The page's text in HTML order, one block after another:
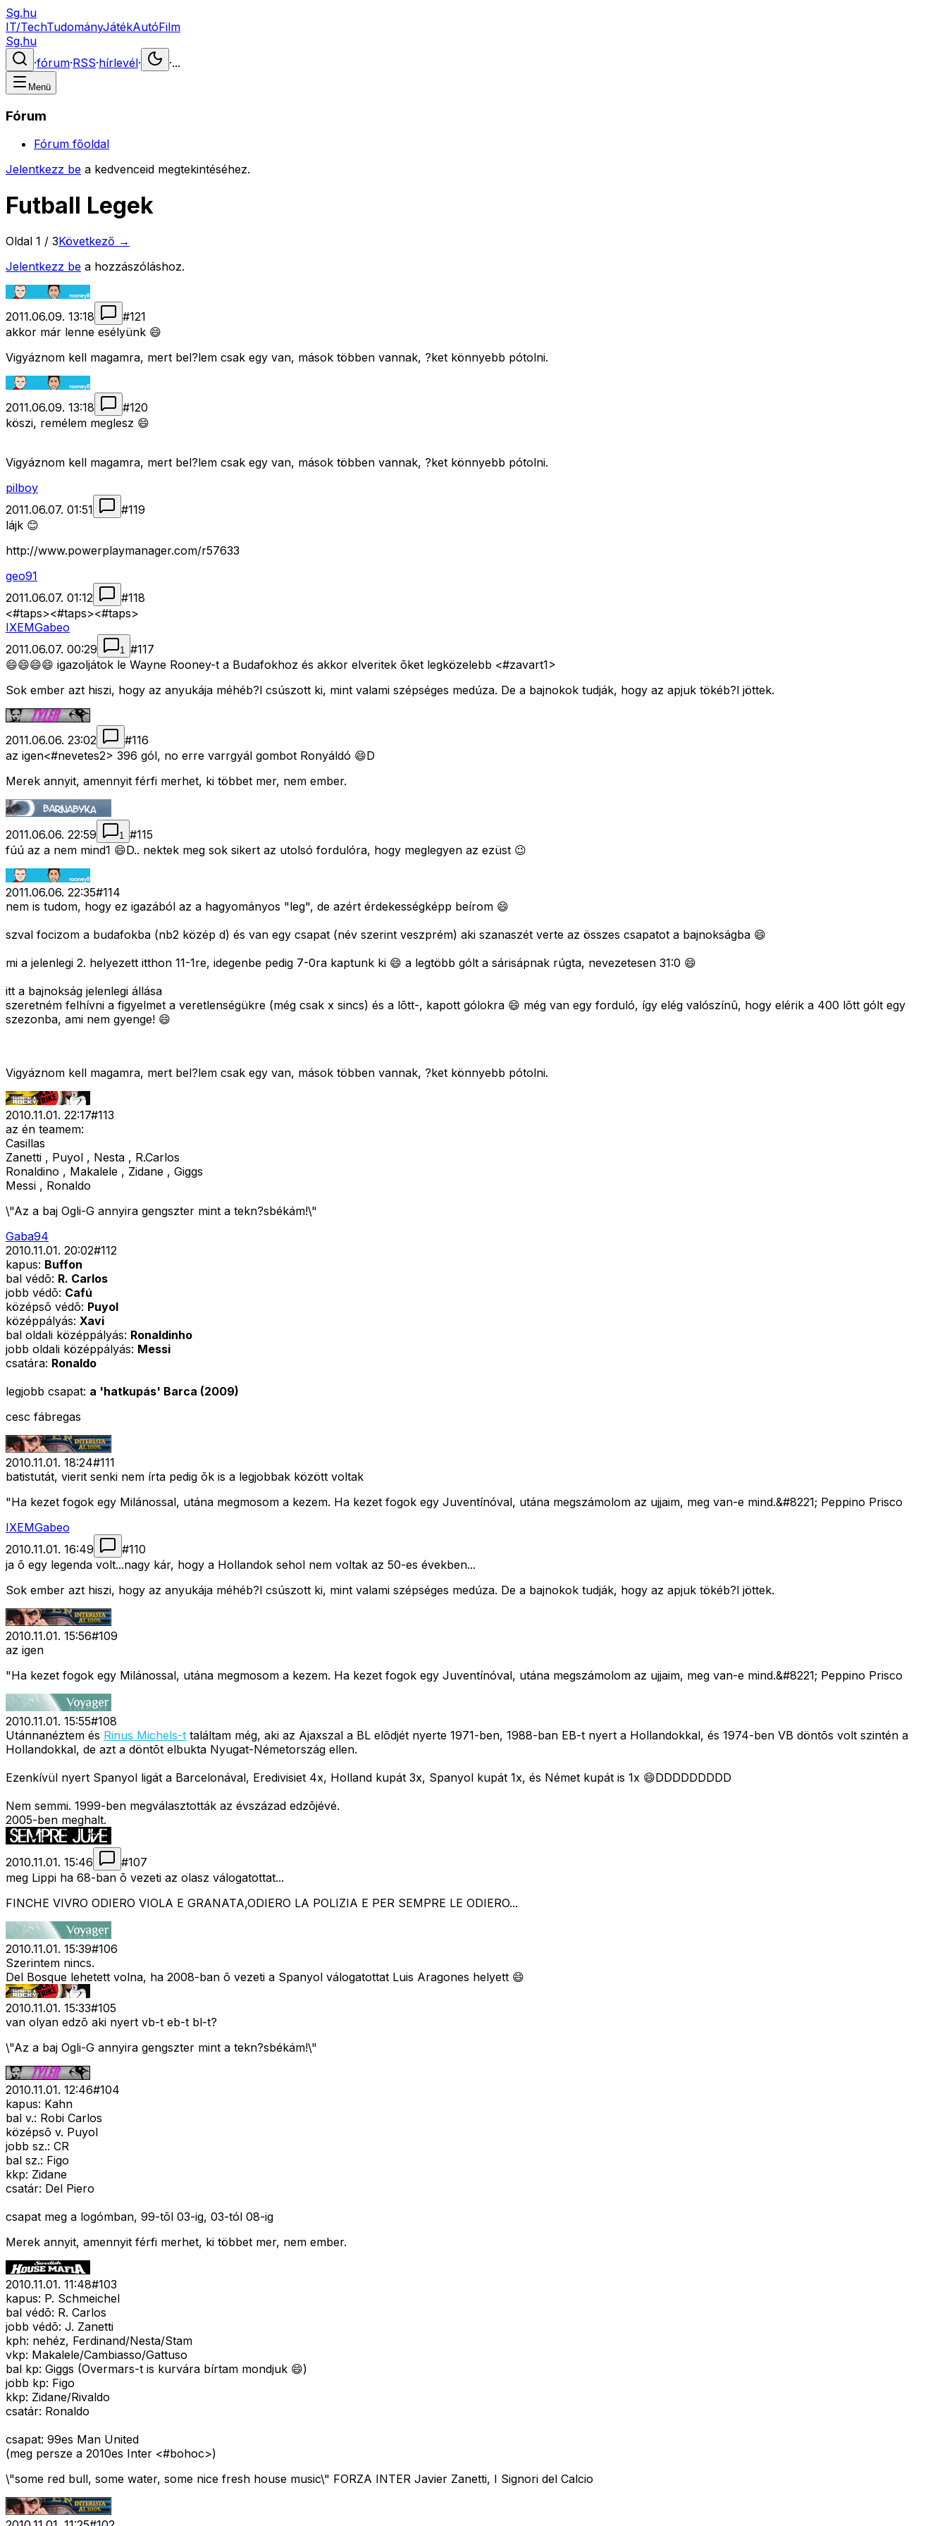
Sg.hu
IT/TechTudományJátékAutóFilm
Sg.hu
·fórum·RSS·hírlevél· ·...
Menü
Fórum
Fórum főoldal
Jelentkezz be a kedvenceid megtekintéséhez.
Futball Legek
Oldal 1 / 3Következő →
Jelentkezz be a hozzászóláshoz.
2011.06.09. 13:18 #121
akkor már lenne esélyünk 😄
Vigyáznom kell magamra, mert bel?lem csak egy van, mások többen vannak, ?ket könnyebb pótolni.
2011.06.09. 13:18 #120
köszi, remélem meglesz 😄
Vigyáznom kell magamra, mert bel?lem csak egy van, mások többen vannak, ?ket könnyebb pótolni.
pilboy
2011.06.07. 01:51
#119
lájk 😊
http://www.powerplaymanager.com/r57633
geo91
2011.06.07. 01:12
#118
<#taps><#taps><#taps>
IXEMGabeo
2011.06.07. 00:29
1 #117
😄😄😄😄 igazoljátok le Wayne Rooney-t a Budafokhoz és akkor elveritek õket legközelebb <#zavart1>
Sok ember azt hiszi, hogy az anyukája méhéb?l csúszott ki, mint valami szépséges medúza. De a bajnokok tudják, hogy az apjuk tökéb?l jöttek.
2011.06.06. 23:02 #116
az igen<#nevetes2> 396 gól, no erre varrgyál gombot Ronyáldó 😄D
Merek annyit, amennyit férfi merhet, ki többet mer, nem ember.
2011.06.06. 22:59 1 #115
fúú az a nem mind1 😄D.. nektek meg sok sikert az utolsó fordulóra, hogy meglegyen az ezüst 😉
2011.06.06. 22:35#114
nem is tudom, hogy ez igazából az a hagyományos "leg", de azért érdekességképp beírom 😄
szval focizom a budafokba (nb2 közép d) és van egy csapat (név szerint veszprém) aki szanaszét verte az összes csapatot a bajnokságba 😄
mi a jelenlegi 2. helyezett itthon 11-1re, idegenbe pedig 7-0ra kaptunk ki 😄 a legtöbb gólt a sárisápnak rúgta, nevezetesen 31:0 😄
itt a bajnokság jelenlegi állása
szeretném felhívni a figyelmet a veretlenségükre (még csak x sincs) és a lõtt-, kapott gólokra 😄 még van egy forduló, így elég valószínû, hogy elérik a 400 lõtt gólt egy
szezonba, ami nem gyenge! 😄
Vigyáznom kell magamra, mert bel?lem csak egy van, mások többen vannak, ?ket könnyebb pótolni.
2010.11.01. 22:17#113
az én teamem:
Casillas
Zanetti , Puyol , Nesta , R.Carlos
Ronaldino , Makalele , Zidane , Giggs
Messi , Ronaldo
\"Az a baj Ogli-G annyira gengszter mint a tekn?sbékám!\"
Gaba94
2010.11.01. 20:02#112
kapus: Buffon
bal védõ: R. Carlos
jobb védõ: Cafú
középsõ védõ: Puyol
középpályás: Xavi
bal oldali középpályás: Ronaldinho
jobb oldali középpályás: Messi
csatára: Ronaldo
legjobb csapat: a 'hatkupás' Barca (2009)
cesc fábregas
2010.11.01. 18:24#111
batistutát, vierit senki nem írta pedig õk is a legjobbak között voltak
"Ha kezet fogok egy Milánossal, utána megmosom a kezem. Ha kezet fogok egy Juventínóval, utána megszámolom az ujjaim, meg van-e mind.&#8221; Peppino Prisco
IXEMGabeo
2010.11.01. 16:49
#110
ja õ egy legenda volt...nagy kár, hogy a Hollandok sehol nem voltak az 50-es években...
Sok ember azt hiszi, hogy az anyukája méhéb?l csúszott ki, mint valami szépséges medúza. De a bajnokok tudják, hogy az apjuk tökéb?l jöttek.
2010.11.01. 15:56#109
az igen
"Ha kezet fogok egy Milánossal, utána megmosom a kezem. Ha kezet fogok egy Juventínóval, utána megszámolom az ujjaim, meg van-e mind.&#8221; Peppino Prisco
2010.11.01. 15:55#108
Utánnanéztem és Rinus Michels-t találtam még, aki az Ajaxszal a BL elõdjét nyerte 1971-ben, 1988-ban EB-t nyert a Hollandokkal, és 1974-ben VB döntõs volt szintén a
Hollandokkal, de azt a döntõt elbukta Nyugat-Németország ellen.
Ezenkívül nyert Spanyol ligát a Barcelonával, Eredivisiet 4x, Holland kupát 3x, Spanyol kupát 1x, és Német kupát is 1x 😄DDDDDDDDD
Nem semmi. 1999-ben megválasztották az évszázad edzõjévé.
2005-ben meghalt.
2010.11.01. 15:46 #107
meg Lippi ha 68-ban õ vezeti az olasz válogatottat...
FINCHE VIVRO ODIERO VIOLA E GRANATA,ODIERO LA POLIZIA E PER SEMPRE LE ODIERO...
2010.11.01. 15:39#106
Szerintem nincs.
Del Bosque lehetett volna, ha 2008-ban õ vezeti a Spanyol válogatottat Luis Aragones helyett 😄
2010.11.01. 15:33#105
van olyan edzõ aki nyert vb-t eb-t bl-t?
\"Az a baj Ogli-G annyira gengszter mint a tekn?sbékám!\"
2010.11.01. 12:46#104
kapus: Kahn
bal v.: Robi Carlos
középsõ v. Puyol
jobb sz.: CR
bal sz.: Figo
kkp: Zidane
csatár: Del Piero
csapat meg a logómban, 99-tõl 03-ig, 03-tól 08-ig
Merek annyit, amennyit férfi merhet, ki többet mer, nem ember.
2010.11.01. 11:48#103
kapus: P. Schmeichel
bal védõ: R. Carlos
jobb védõ: J. Zanetti
kph: nehéz, Ferdinand/Nesta/Stam
vkp: Makalele/Cambiasso/Gattuso
bal kp: Giggs (Overmars-t is kurvára bírtam mondjuk 😄)
jobb kp: Figo
kkp: Zidane/Rivaldo
csatár: Ronaldo
csapat: 99es Man United
(meg persze a 2010es Inter <#bohoc>)
\"some red bull, some water, some nice fresh house music\" FORZA INTER Javier Zanetti, I Signori del Calcio